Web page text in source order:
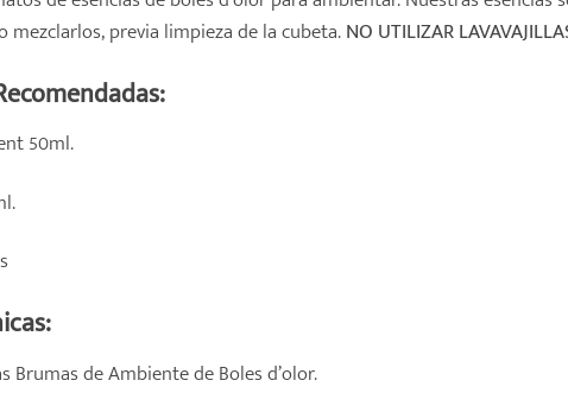
mezclarlos, previa limpieza de la cubeta.NO UTILIZAR
50ml.
de Ambiente de Boles d’olor.